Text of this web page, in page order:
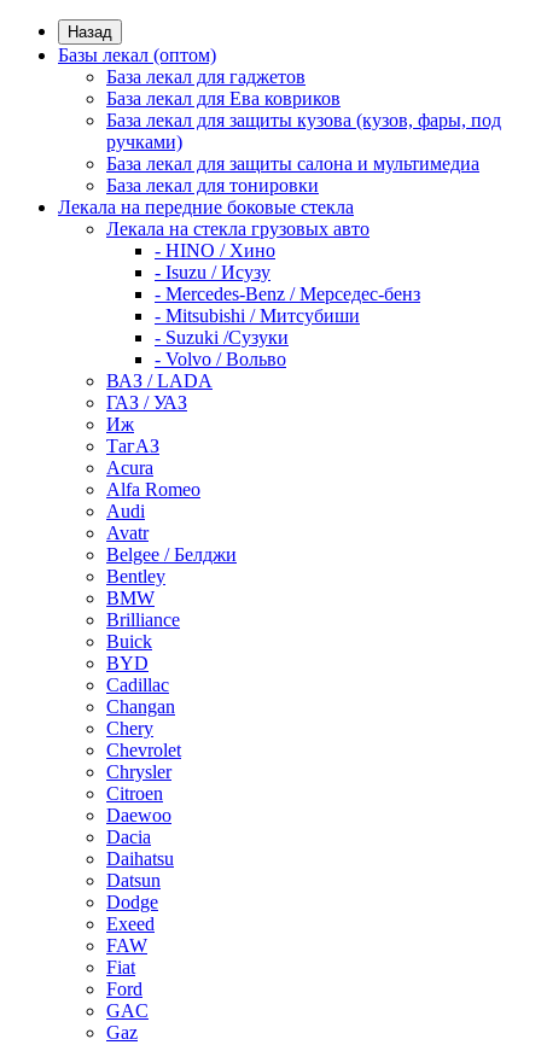
Назад
Базы лекал (оптом)
База лекал для гаджетов
База лекал для Ева ковриков
База лекал для защиты кузова (кузов, фары, под
ручками)
База лекал для защиты салона и мультимедиа
База лекал для тонировки
Лекала на передние боковые стекла
Лекала на стекла грузовых авто
- HINO / Хино
- Isuzu / Исузу
- Mercedes-Benz / Мерседес-бенз
- Mitsubishi / Митсубиши
- Suzuki /Сузуки
- Volvo / Вольво
ВАЗ / LADA
ГАЗ / УАЗ
Иж
ТагАЗ
Acura
Alfa Romeo
Audi
Avatr
Belgee / Белджи
Bentley
BMW
Brilliance
Buick
BYD
Cadillac
Changan
Chery
Chevrolet
Chrysler
Citroen
Daewoo
Dacia
Daihatsu
Datsun
Dodge
Exeed
FAW
Fiat
Ford
GAC
Gaz